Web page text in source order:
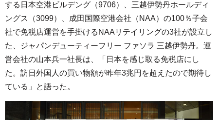
する日本空港ビルデング（9706）、三越伊勢丹ホールディ
ングス（3099）、成田国際空港会社（NAA）の100％子会
社で免税店運営を手掛けるNAAリテイリングの3社が設立し
た、ジャパンデューティーフリー ファソラ 三越伊勢丹。運
営会社の山本兵一社長は、「日本を感じ取る免税店にし
た。訪日外国人の買い物額が昨年3兆円を超えたので期待し
ている」と語った。